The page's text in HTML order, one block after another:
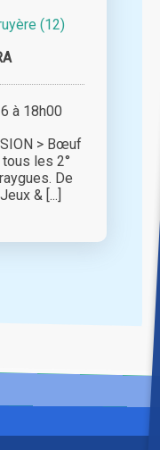
(12)
à 18h00
> Bœuf
les 2°
De
& [...]